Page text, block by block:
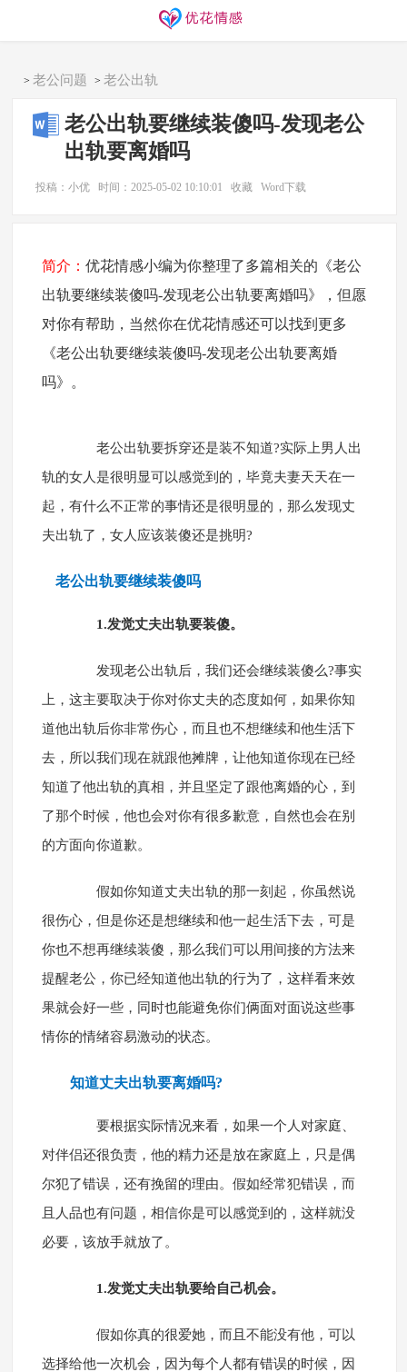
找搭子
>老公问题 >老公出轨
老公出轨要继续装傻吗-发现老公
出轨要离婚吗
投稿：小优 时间：2025-05-02 10:10:01 收藏 Word下载
简介： 优花情感小编为你整理了多篇相关的《老公
出轨要继续装傻吗-发现老公出轨要离婚吗》，但愿
对你有帮助，当然你在优花情感还可以找到更多
《老公出轨要继续装傻吗-发现老公出轨要离婚
吗》。
老公出轨要拆穿还是装不知道?实际上男人出
轨的女人是很明显可以感觉到的，毕竟夫妻天天在一
起，有什么不正常的事情还是很明显的，那么发现丈
夫出轨了，女人应该装傻还是挑明?
老公出轨要继续装傻吗
1.发觉丈夫出轨要装傻。
发现老公出轨后，我们还会继续装傻么?事实
上，这主要取决于你对你丈夫的态度如何，如果你知
道他出轨后你非常伤心，而且也不想继续和他生活下
去，所以我们现在就跟他摊牌，让他知道你现在已经
知道了他出轨的真相，并且坚定了跟他离婚的心，到
了那个时候，他也会对你有很多歉意，自然也会在别
的方面向你道歉。
假如你知道丈夫出轨的那一刻起，你虽然说
很伤心，但是你还是想继续和他一起生活下去，可是
你也不想再继续装傻，那么我们可以用间接的方法来
提醒老公，你已经知道他出轨的行为了，这样看来效
果就会好一些，同时也能避免你们俩面对面说这些事
情你的情绪容易激动的状态。
知道丈夫出轨要离婚吗?
要根据实际情况来看，如果一个人对家庭、
对伴侣还很负责，他的精力还是放在家庭上，只是偶
尔犯了错误，还有挽留的理由。假如经常犯错误，而
且人品也有问题，相信你是可以感觉到的，这样就没
必要，该放手就放了。
1.发觉丈夫出轨要给自己机会。
假如你真的很爱她，而且不能没有他，可以
选择给他一次机会，因为每个人都有错误的时候，因